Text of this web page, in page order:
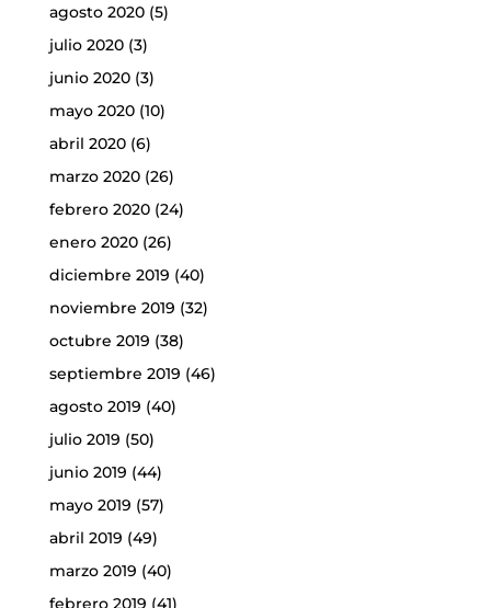
agosto 2020(5)
julio 2020(3)
junio 2020(3)
mayo 2020(10)
abril 2020(6)
marzo 2020(26)
febrero 2020(24)
enero 2020(26)
diciembre 2019 (40)
noviembre 2019 (32)
octubre 2019 (38)
septiembre 2019 (46)
agosto 2019 (40)
julio 2019 (50)
junio 2019 (44)
mayo 2019 (57)
abril 2019 (49)
marzo 2019 (40)
febrero 2019 (41)